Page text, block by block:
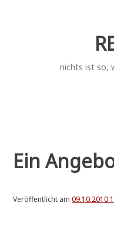
nichts ist so,
Ein
Veröffentlicht am09.10.2010